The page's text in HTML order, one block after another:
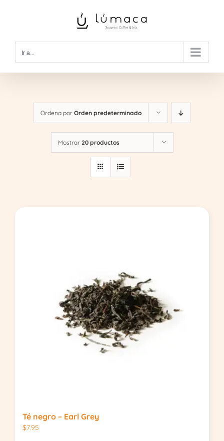
Ir a...
Ordena por Orden predeterminado
Mostrar 20 productos
Té negro – Earl Grey
$7.95